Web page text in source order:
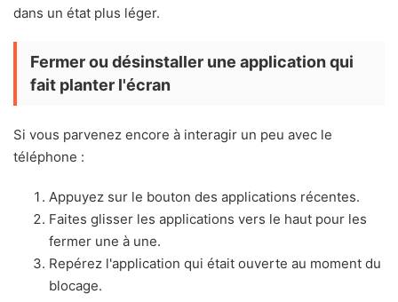
dans un état plus léger.
Fermer ou désinstaller une application qui
fait planter l'écran
Si vous parvenez encore à interagir un peu avec le
téléphone :
Appuyez sur le bouton des applications récentes.
Faites glisser les applications vers le haut pour les
fermer une à une.
Repérez l'application qui était ouverte au moment du
blocage.